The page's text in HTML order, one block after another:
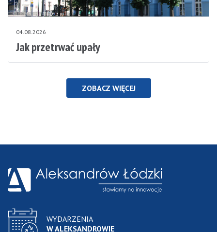
04.08.2026
Jak przetrwać upały
ZOBACZ WIĘCEJ
WYDARZENIA
W ALEKSANDROWIE